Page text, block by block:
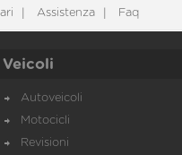
Assistenza Faq
Veicoli
Autoveicoli
Motocicli
Revisioni